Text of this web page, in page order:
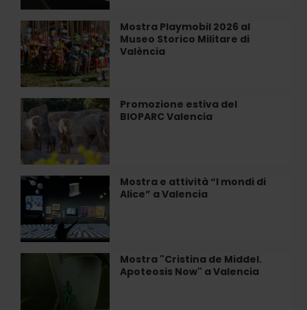
Valencia
Basket
alla
Roig
Arena
Mostra Playmobil 2026 al
Museo Storico Militare di
València
Mostra
Playmobil
2026
al
Museo
Storico
Militare
di
València
Promozione estiva del
BIOPARC Valencia
Promozione
estiva
del
BIOPARC
Valencia
Mostra e attività “I mondi di
Alice” a Valencia
Mostra
e
attività
“I
mondi
di
Mostra "Cristina de Middel.
Apoteosis Now" a Valencia